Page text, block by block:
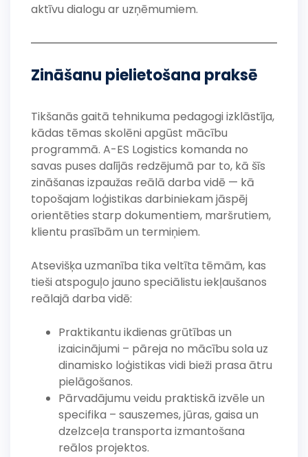
aktīvu dialogu ar uzņēmumiem.
Zināšanu pielietošana praksē
Tikšanās gaitā tehnikuma pedagogi izklāstīja,
kādas tēmas skolēni apgūst mācību
programmā. A-ES Logistics komanda no
savas puses dalījās redzējumā par to, kā šīs
zināšanas izpaužas reālā darba vidē — kā
topošajam loģistikas darbiniekam jāspēj
orientēties starp dokumentiem, maršrutiem,
klientu prasībām un termiņiem.
Atsevišķa uzmanība tika veltīta tēmām, kas
tieši atspoguļo jauno speciālistu iekļaušanos
reālajā darba vidē:
Praktikantu ikdienas grūtības un
izaicinājumi – pāreja no mācību sola uz
dinamisko loģistikas vidi bieži prasa ātru
pielāgošanos.
Pārvadājumu veidu praktiskā izvēle un
specifika – sauszemes, jūras, gaisa un
dzelzceļa transporta izmantošana
reālos projektos.